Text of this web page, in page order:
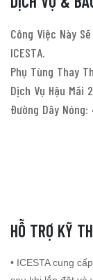
Công Việc Này
ICESTA.
Phụ Tùng Thay
Dịch Vụ Hậu Mãi
Đường Dây Nóng:
HỖ TRỢ KỸ
• ICESTA cung